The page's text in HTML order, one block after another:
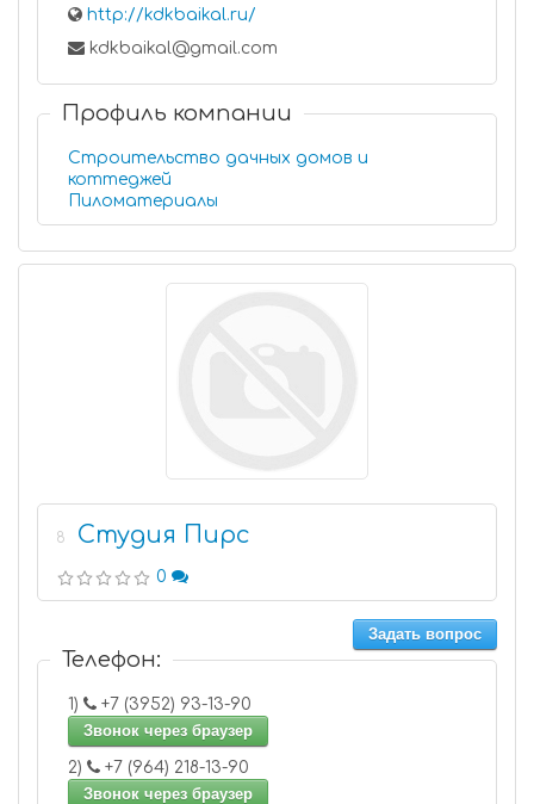
http://kdkbaikal.ru/
kdkbaikal@gmail.com
Профиль компании
Строительство дачных домов и
коттеджей
Пиломатериалы
8 Студия Пирс
0
Задать вопрос
Телефон:
1)
+7 (3952) 93-13-90
Звонок через браузер
2)
+7 (964) 218-13-90
Звонок через браузер